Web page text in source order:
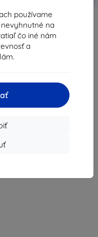
používame
na
čo iné nám
a
3MK FlexibleGlass Huawei
10.4" hybridné sklo
13,90 €
12,51 €